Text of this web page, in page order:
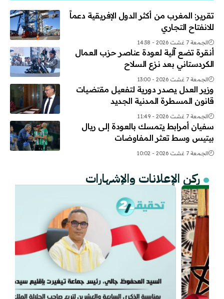
تقرير: المغرب من أكثر الدول الإفريقية دعماً
للانفتاح التجاري
الجمعة 7 غشت 2026 - 14:38
أنقرة تضع آلية لعودة عناصر حزب العمال
الكردستاني بعد نزع السلاح
الجمعة 7 غشت 2026 - 13:00
وزير العدل يصدر دورية لتفعيل مقتضيات
قانون المسطرة المدنية الجديد
الجمعة 7 غشت 2026 - 11:49
سفيان أمرابط يتمسك بالعودة إلى ريال
بيتيس وسط تعثر المفاوضات
الجمعة 7 غشت 2026 - 10:02
ركن الإعلانات والإشهارات